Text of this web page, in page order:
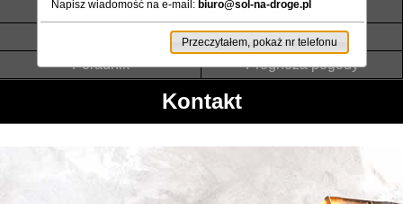
Termin realizacji
Płatność
Atesty i referencje
Poradnik
Prognoza pogody
Kontakt
Napisz wiadomość na e-mail: biuro@sol-na-droge.pl
Przeczytałem, pokaż nr telefonu